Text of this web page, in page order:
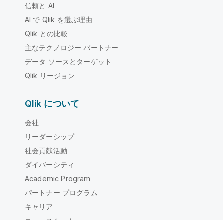
信頼と AI
AI で Qlik を選ぶ理由
Qlik との比較
主なテクノロジー パートナー
データ ソースとターゲット
Qlik リージョン
Qlik について
会社
リーダーシップ
社会貢献活動
ダイバーシティ
Academic Program
パートナー プログラム
キャリア